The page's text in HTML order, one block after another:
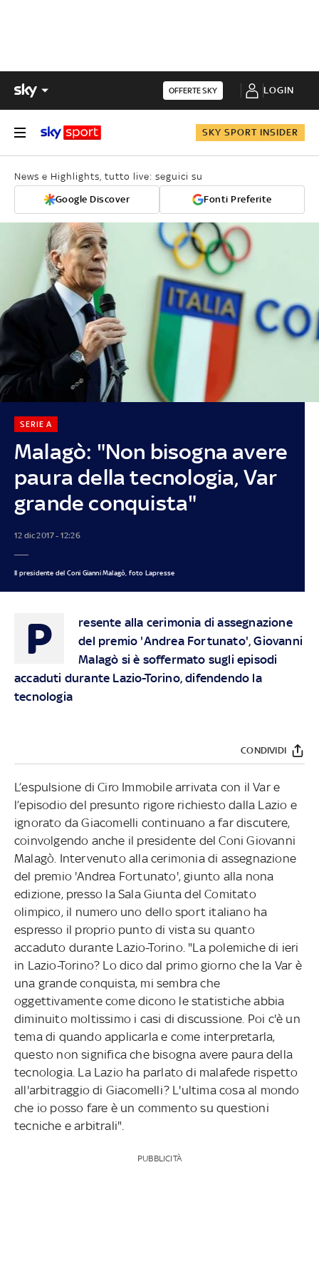
OFFERTE SKY LOGIN
SKY SPORT INSIDER
News e Highlights, tutto live: seguici su
Google Discover Fonti Preferite
Malagò: "Non bisogna avere
paura della tecnologia, Var
grande conquista"
SERIE A
12 dic 2017 - 12:26
Il presidente del Coni Gianni Malagò, foto Lapresse
P
resente alla cerimonia di assegnazione
del premio 'Andrea Fortunato', Giovanni
Malagò si è soffermato sugli episodi
accaduti durante Lazio-Torino, difendendo la
tecnologia
CONDIVIDI
L’espulsione di Ciro Immobile arrivata con il Var e
l’episodio del presunto rigore richiesto dalla Lazio e
ignorato da Giacomelli continuano a far discutere,
coinvolgendo anche il presidente del Coni Giovanni
Malagò. Intervenuto alla cerimonia di assegnazione
del premio 'Andrea Fortunato', giunto alla nona
edizione, presso la Sala Giunta del Comitato
olimpico, il numero uno dello sport italiano ha
espresso il proprio punto di vista su quanto
accaduto durante Lazio-Torino. "La polemiche di ieri
in Lazio-Torino? Lo dico dal primo giorno che la Var è
una grande conquista, mi sembra che
oggettivamente come dicono le statistiche abbia
diminuito moltissimo i casi di discussione. Poi c'è un
tema di quando applicarla e come interpretarla,
questo non significa che bisogna avere paura della
tecnologia. La Lazio ha parlato di malafede rispetto
all'arbitraggio di Giacomelli? L'ultima cosa al mondo
che io posso fare è un commento su questioni
tecniche e arbitrali".
PUBBLICITÀ